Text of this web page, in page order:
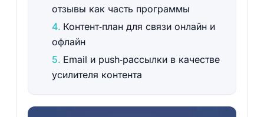
отзывы как часть программы
Контент‑план для связи онлайн и
офлайн
Email и push‑рассылки в качестве
усилителя контента